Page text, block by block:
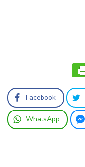
Facebook
WhatsApp